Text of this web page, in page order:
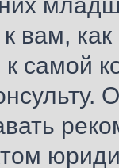
вам,
самой